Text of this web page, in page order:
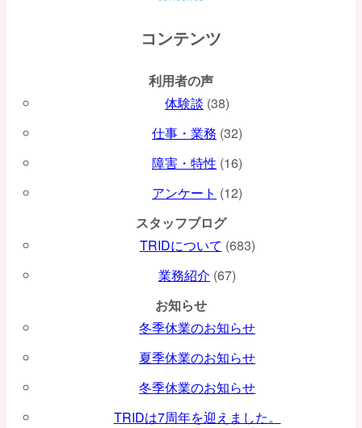
ョ
ン
コンテンツ
利用者の声
体験談 (38)
仕事・業務 (32)
障害・特性 (16)
アンケート (12)
スタッフブログ
TRIDについて (683)
業務紹介 (67)
お知らせ
冬季休業のお知らせ
夏季休業のお知らせ
冬季休業のお知らせ
TRIDは7周年を迎えました。